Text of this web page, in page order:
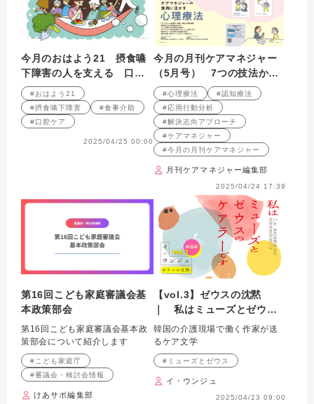
今月のおはよう21 摂食嚥
下障害の人を支える 口か
らおいしく食べるためのケ
ア
#おはよう21
#摂食嚥下障害
#食事介助
#口腔ケア
2025/04/25 00:00
今月の月刊ケアマネジャー
（5月号） 7つの技法から
学ぶ ケアマネジャーの実
務に活かす心理療法
#心理療法
#認知療法
#応用行動分析
#解決志向アプローチ
#ケアマネジャー
#今月の月刊ケアマネジャー
月刊ケアマネジャー編集部
2025/04/24 17:39
第16回こども家庭審議会基
本政策部会
第16回こども家庭審議会基本政
策部会について紹介します
#こども家庭庁
#審議会・検討会情報
けあサポ編集部
【vol.3】ゼウスの沈黙
｜ 私はミューズとゼウス
のケアラーです
韓国の介護現場で働く作家が送
るケア文学
#ミューズとゼウス
イ・ウンジュ
2025/04/23 09:00